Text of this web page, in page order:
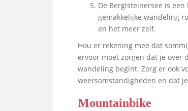
De Berglsteinersee is
gemakkelijke wandeling
en het meer zelf.
Hou er rekening mee dat
ervoor moet zorgen dat je over
wandeling begint. Zorg er ook
weersomstandigheden en dat
Mountainbike